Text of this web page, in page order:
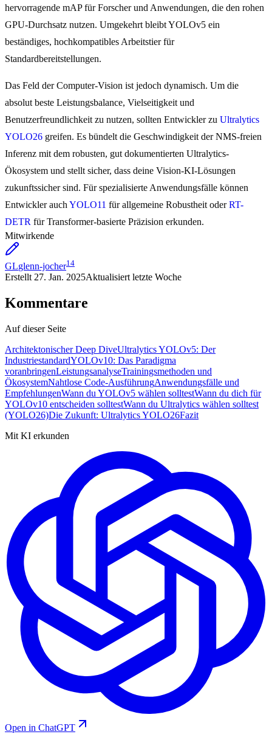
hervorragende mAP für Forscher und Anwendungen, die den rohen
GPU-Durchsatz nutzen. Umgekehrt bleibt YOLOv5 ein
beständiges, hochkompatibles Arbeitstier für
Standardbereitstellungen.
Das Feld der Computer-Vision ist jedoch dynamisch. Um die
absolut beste Leistungsbalance, Vielseitigkeit und
Benutzerfreundlichkeit zu nutzen, sollten Entwickler zu Ultralytics
YOLO26 greifen. Es bündelt die Geschwindigkeit der NMS-freien
Inferenz mit dem robusten, gut dokumentierten Ultralytics-
Ökosystem und stellt sicher, dass deine Vision-KI-Lösungen
zukunftssicher sind. Für spezialisierte Anwendungsfälle können
Entwickler auch YOLO11 für allgemeine Robustheit oderRT-
DETR für Transformer-basierte Präzision erkunden.
Mitwirkende
GLglenn-jocher14
Erstellt 27. Jan. 2025Aktualisiert letzte Woche
Kommentare
Auf dieser Seite
Architektonischer Deep DiveUltralytics YOLOv5: Der
IndustriestandardYOLOv10: Das Paradigma
voranbringenLeistungsanalyseTrainingsmethoden und
ÖkosystemNahtlose Code-AusführungAnwendungsfälle und
EmpfehlungenWann du YOLOv5 wählen solltestWann du dich für
YOLOv10 entscheiden solltestWann du Ultralytics wählen solltest
(YOLO26)Die Zukunft: Ultralytics YOLO26Fazit
Mit KI erkunden
Open in ChatGPT